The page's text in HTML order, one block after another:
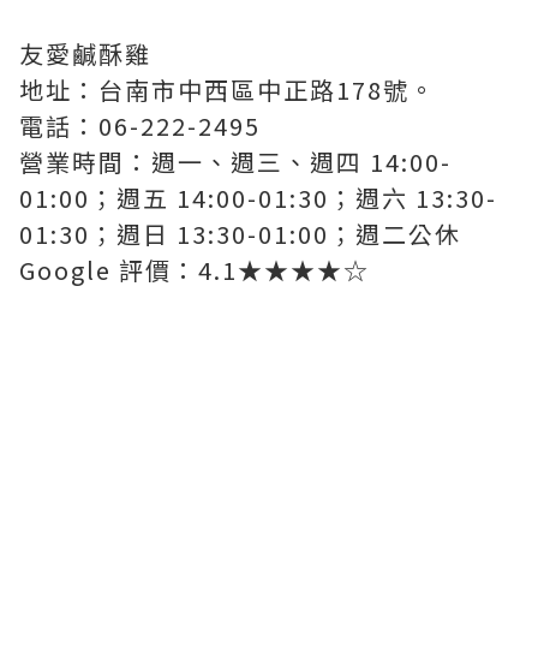
友愛鹹酥雞
地址：台南市中西區中正路178號。
電話：06-222-2495
營業時間：週一、週三、週四 14:00-
01:00；週五 14:00-01:30；週六 13:30-
01:30；週日 13:30-01:00；週二公休
Google 評價：4.1★★★★☆